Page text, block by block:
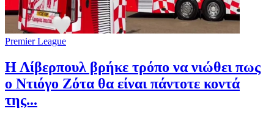
Premier League
Η Λίβερπουλ βρήκε τρόπο να νιώθει πως
ο Ντιόγο Ζότα θα είναι πάντοτε κοντά
της...